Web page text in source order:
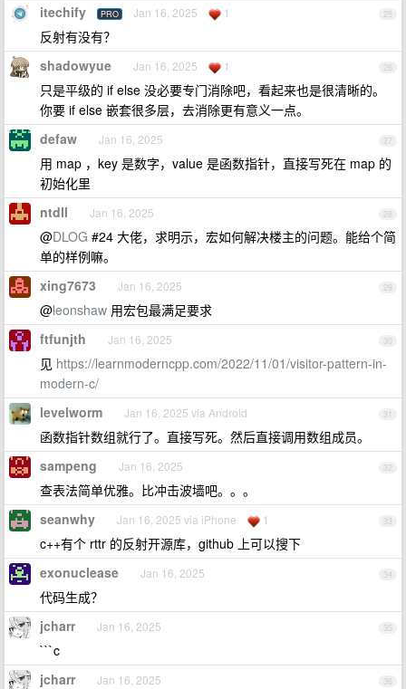
25
itechify PRO Jan 16, 2025 1
反射有没有？
26
shadowyue Jan 16, 2025 1
只是平级的 if else 没必要专门消除吧，看起来也是很清晰的。
你要 if else 嵌套很多层，去消除更有意义一点。
27
defaw Jan 16, 2025
用 map ，key 是数字，value 是函数指针，直接写死在 map 的
初始化里
28
ntdll Jan 16, 2025
@DLOG #24 大佬，求明示，宏如何解决楼主的问题。能给个简
单的样例嘛。
29
xing7673 Jan 16, 2025
@leonshaw 用宏包最满足要求
30
ftfunjth Jan 16, 2025
见 https://learnmoderncpp.com/2022/11/01/visitor-pattern-in-
modern-c/
31
levelworm Jan 16, 2025 via Android
函数指针数组就行了。直接写死。然后直接调用数组成员。
32
sampeng Jan 16, 2025
查表法简单优雅。比冲击波墙吧。。。
33
seanwhy Jan 16, 2025 via iPhone 1
c++有个 rttr 的反射开源库，github 上可以搜下
34
exonuclease Jan 16, 2025
代码生成？
35
jcharr Jan 16, 2025
```c
36
jcharr Jan 16, 2025